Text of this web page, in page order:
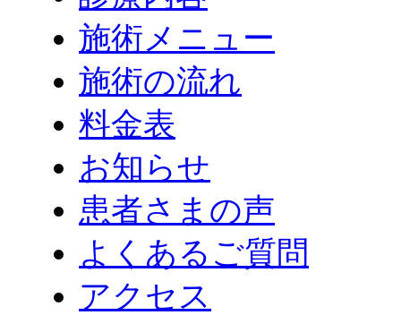
施術メニュー
施術の流れ
料金表
お知らせ
患者さまの声
よくあるご質問
アクセス